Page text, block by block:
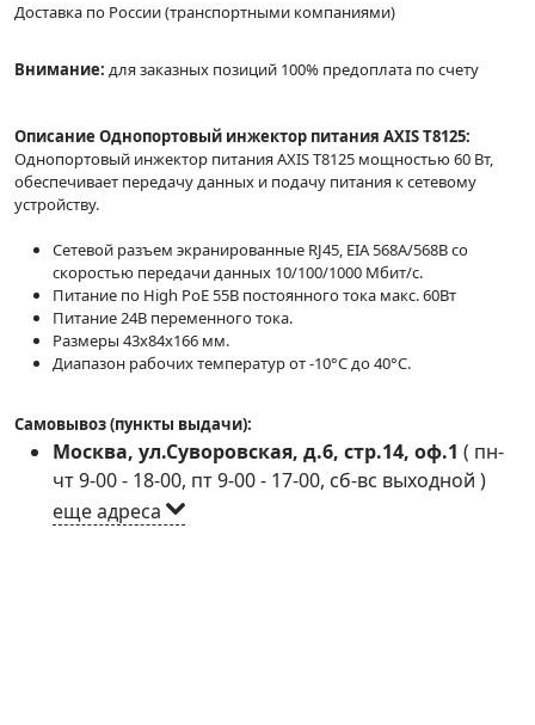
Доставка по России (транспортными компаниями)
Внимание: для заказных позиций 100% предоплата по счету
Описание Однопортовый инжектор питания AXIS T8125:
Однопортовый инжектор питания AXIS T8125 мощностью 60 Вт,
обеспечивает передачу данных и подачу питания к сетевому
устройству.
Сетевой разъем экранированные RJ45, EIA 568A/568B со
скоростью передачи данных 10/100/1000 Мбит/с.
Питание по High PoE 55В постоянного тока макс. 60Вт
Питание 24В переменного тока.
Размеры 43x84x166 мм.
Диапазон рабочих температур от -10°C до 40°C.
Самовывоз (пункты выдачи):
Москва, ул.Суворовская, д.6, стр.14, оф.1 ( пн-
чт 9-00 - 18-00, пт 9-00 - 17-00, сб-вс выходной )
еще адреса